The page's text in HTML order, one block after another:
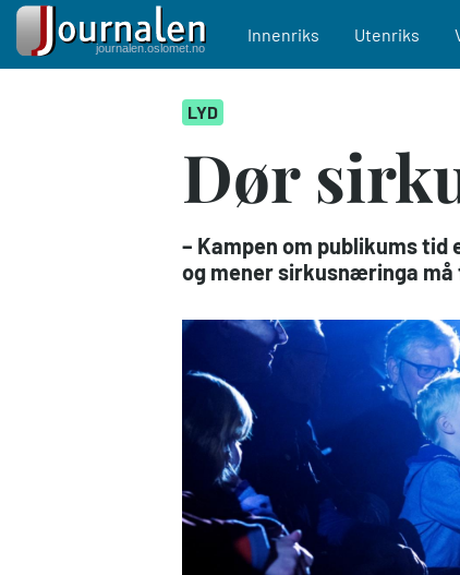
Main navigation
Innenriks Utenriks
LYD
Dør
– Kampen om publikums
og mener sirkusnæringa må